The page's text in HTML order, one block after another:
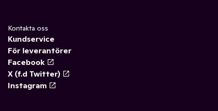
Kontakta oss
Kundservice
För leverantörer
Facebook
X (f.d Twitter)
Instagram